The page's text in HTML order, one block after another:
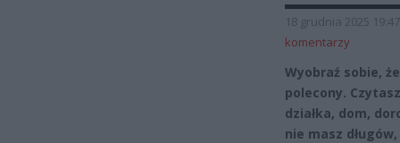
18 grudnia 2025 19:47
komentarzy
Wyobraź sobie,
polecony.
działka, dom,
nie masz